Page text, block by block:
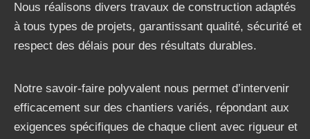
Nous réalisons divers travaux de construction adaptés
à tous types de projets, garantissant qualité, sécurité et
respect des délais pour des résultats durables.
Notre savoir-faire polyvalent nous permet d’intervenir
efficacement sur des chantiers variés, répondant aux
exigences spécifiques de chaque client avec rigueur et